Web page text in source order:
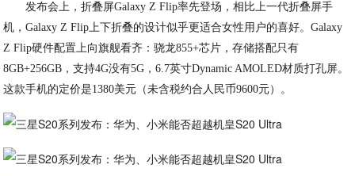
发布会上，折叠屏Galaxy Z Flip率先登场，相比上一代折叠屏手
机，Galaxy Z Flip上下折叠的设计似乎更适合女性用户的喜好。Galaxy
Z Flip硬件配置上向旗舰看齐：骁龙855+芯片，存储搭配只有
8GB+256GB，支持4G没有5G，6.7英寸Dynamic AMOLED材质打孔屏。
这款手机的定价是1380美元（未含税约合人民币9600元）。